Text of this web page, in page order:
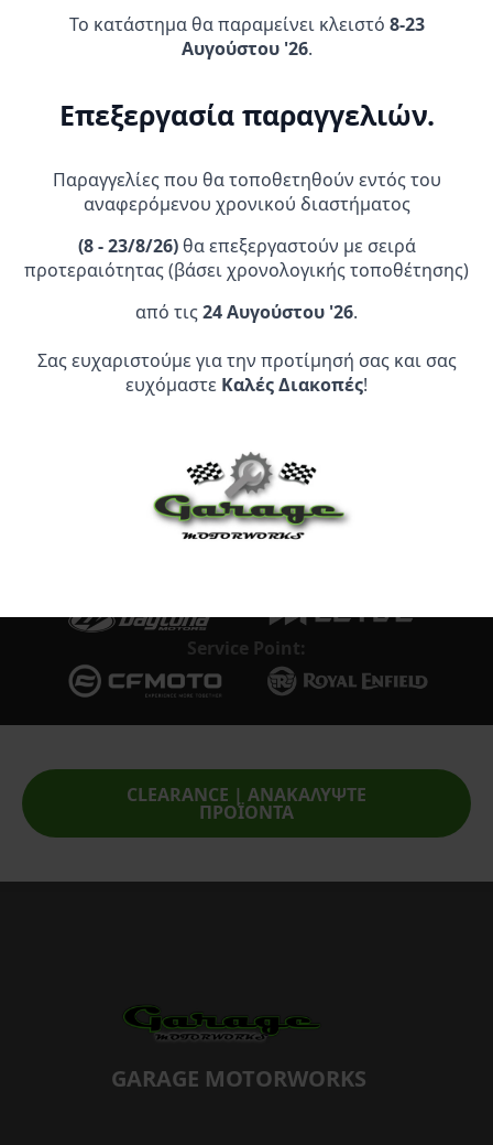
Denali Προβολάκι D4 LED
Προσθήκη Στο
Καλάθι
Denali T3 Φλας Και Φως
Πορείας Πίσω
Προσθήκη Στο
Καλάθι
Service Point:
CLEARANCE | ΑΝΑΚΑΛΥΨΤΕ
ΠΡΟΪΟΝΤΑ
GARAGE MOTORWORKS
Το κατάστημα θα παραμείνει κλειστό 8-23
Αυγούστου '26.
Επεξεργασία παραγγελιών.
Παραγγελίες που θα τοποθετηθούν εντός του
αναφερόμενου χρονικού διαστήματος
(8 - 23/8/26)θα επεξεργαστούν με σειρά
προτεραιότητας (βάσει χρονολογικής τοποθέτησης)
από τις24 Αυγούστου '26.
Σας ευχαριστούμε για την προτίμησή σας και σας
ευχόμαστε Καλές Διακοπές!